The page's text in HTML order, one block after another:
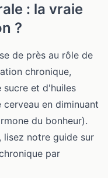
: la vraie
?
de près au rôle de
chronique,
sucre et d'huiles
en diminuant
du bonheur).
lisez notre guide sur
par